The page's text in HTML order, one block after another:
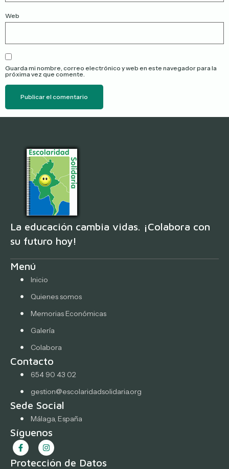
Web
Guarda mi nombre, correo electrónico y web en este navegador para la
próxima vez que comente.
La educación cambia vidas. ¡Colabora con
su futuro hoy!
Menú
Inicio
Quienes somos
Memorias Económicas
Galería
Colabora
Contacto
654 90 43 02
gestion@escolaridadsolidaria.org
Sede Social
Málaga, España
Síguenos
Protección de Datos